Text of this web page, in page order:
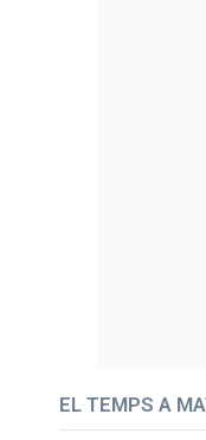
EL TEMPS A